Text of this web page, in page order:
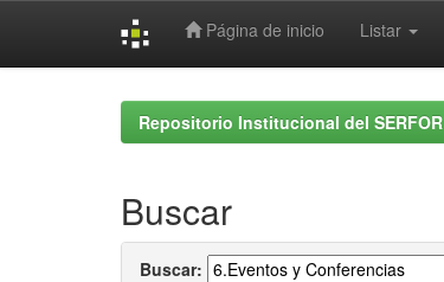
Página de inicio Listar
Repositorio Institucional del SERFOR
Buscar
Buscar: